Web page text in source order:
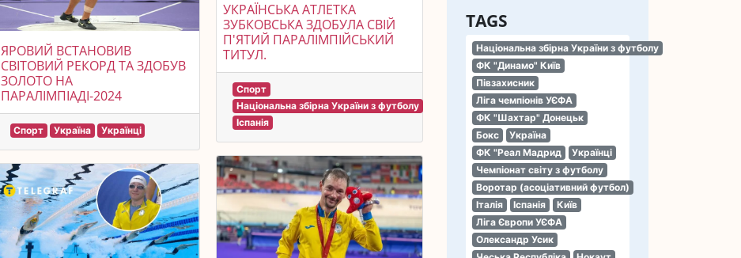
TAGS
Національна збірна України з футболу
ФК "Динамо" Київ
Півзахисник
Ліга чемпіонів УЄФА
ФК "Шахтар" Донецьк
Бокс
Україна
ФК "Реал Мадрид
Українці
Чемпіонат світу з футболу
Воротар (асоціативний футбол)
Італія
Іспанія
Київ
Ліга Європи УЄФА
Олександр Усик
ЯРОВИЙ ВСТАНОВИВ
СВІТОВИЙ РЕКОРД ТА ЗДОБУВ
ЗОЛОТО НА
ПАРАЛІМПІАДІ-2024
Спорт Україна Українці
УКРАЇНСЬКА АТЛЕТКА
ЗУБКОВСЬКА ЗДОБУЛА СВІЙ
П'ЯТИЙ ПАРАЛІМПІЙСЬКИЙ
ТИТУЛ.
Спорт
Національна збірна України з футболу
Іспанія